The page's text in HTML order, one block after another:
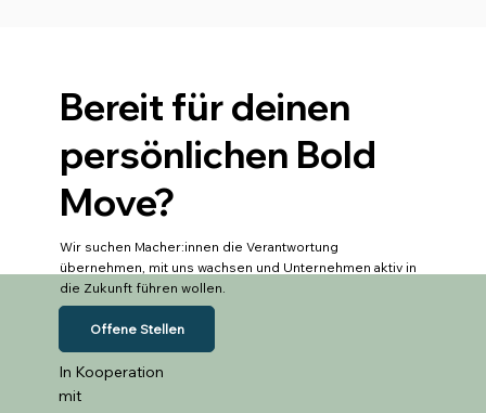
Bereit für deinen
persönlichen Bold
Move?
Wir suchen Macher:innen die Verantwortung
übernehmen, mit uns wachsen und Unternehmen aktiv in
die Zukunft führen wollen.
Offene Stellen
In Kooperation
mit